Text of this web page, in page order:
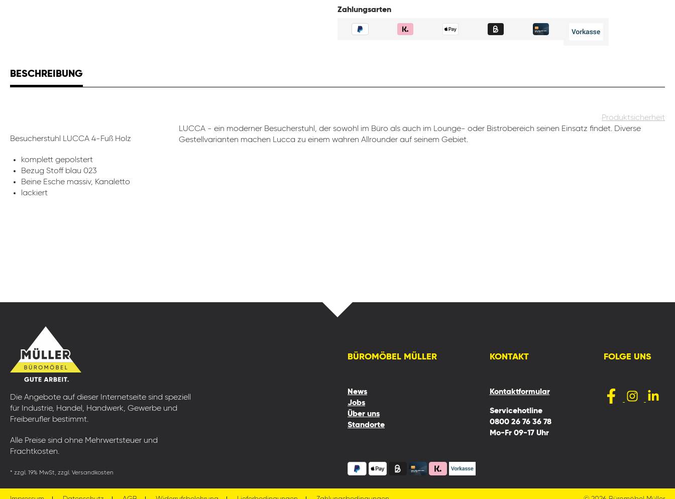
Zahlungsarten
BESCHREIBUNG
Produktsicherheit
Besucherstuhl LUCCA 4-Fuß Holz
komplett gepolstert
Bezug Stoff blau 023
Beine Esche massiv, Kanaletto
lackiert
LUCCA - ein moderner Besucherstuhl, der sowohl im Büro als auch im Lounge- oder Bistrobereich seinen Einsatz findet. Diverse
Gestellvarianten machen Lucca zu einem wahren Allrounder auf seinem Gebiet.
Die Angebote auf dieser Internetseite sind speziell
für Industrie, Handel, Handwerk, Gewerbe und
Freiberufler bestimmt.
Alle Preise sind ohne Mehrwertsteuer und
Frachtkosten.
* zzgl. 19% MwSt, zzgl. Versandkosten
BÜROMÖBEL MÜLLER
News
Jobs
Über uns
Standorte
KONTAKT
Kontaktformular
Servicehotline
0800 26 76 36 78
Mo-Fr 09-17 Uhr
FOLGE UNS